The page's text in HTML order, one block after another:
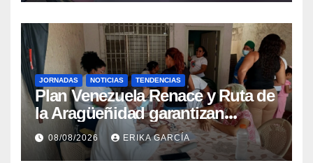
JORNADAS NOTICIAS TENDENCIAS
Plan Venezuela Renace y Ruta de
la Aragüeñidad garantizan
atención médica integral en
Aragua
08/08/2026 ERIKA GARCÍA